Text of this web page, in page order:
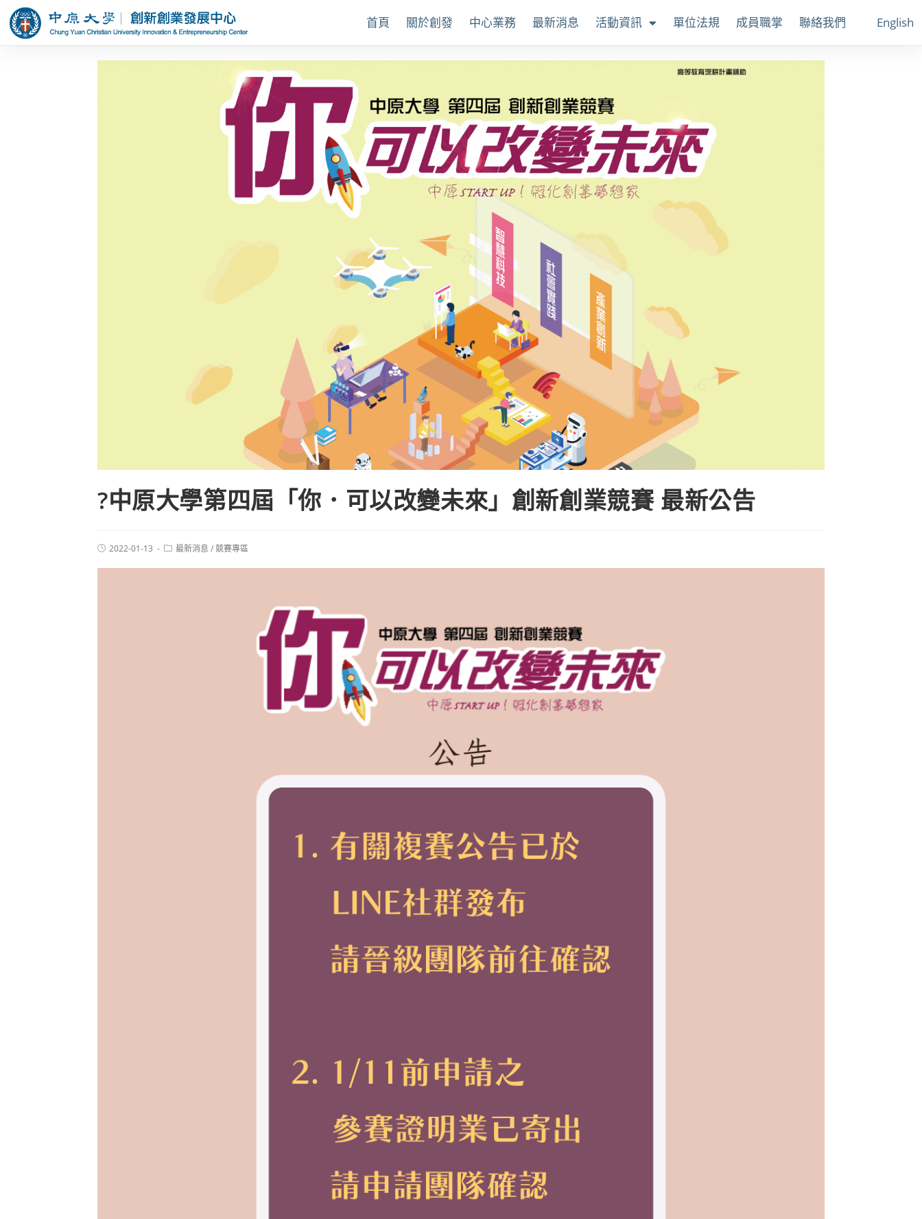
首頁 關於創發 中心業務 最新消息 活動資訊 單位法規 成員職掌 聯絡我們 English
?中原大學第四屆「你．可以改變未來」創新創業競賽 最新公告
2022-01-13 最新消息 /競賽專區